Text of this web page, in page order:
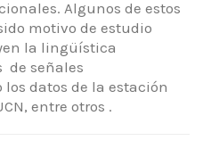
Algunos de estos
motivo de estudio
la lingüística
señales
datos de la estación
entre otros .